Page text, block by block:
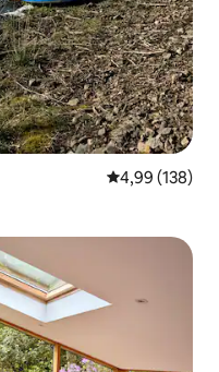
Gemiddelde
4,99 (138)